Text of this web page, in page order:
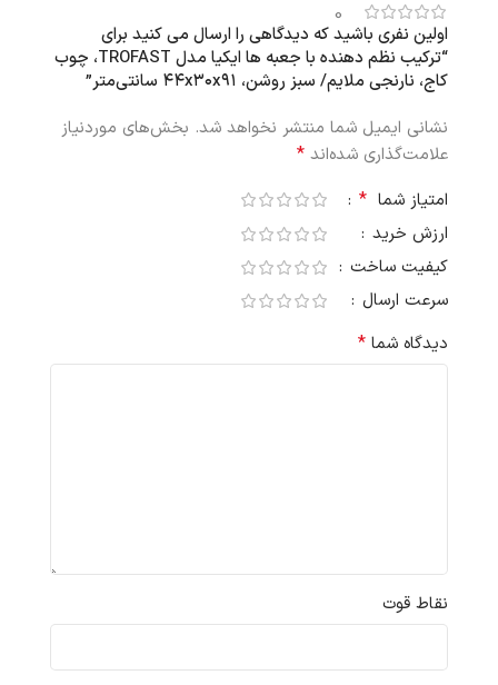
0
اولین نفری باشید که دیدگاهی را ارسال می کنید برای
“ترکیب نظم‌ دهنده با جعبه ها ایکیا مدل TROFAST، چوب
کاج، نارنجی ملایم/ سبز روشن، ۴۴x۳۰x۹۱ سانتی‌متر”
نشانی ایمیل شما منتشر نخواهد شد. بخش‌های موردنیاز
علامت‌گذاری شده‌اند *
امتیاز شما *
ارزش خرید
کیفیت ساخت
سرعت ارسال
دیدگاه شما *
نقاط قوت